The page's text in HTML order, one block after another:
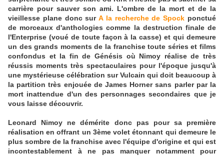
carrière pour sauver son ami. L'ombre de la mort et de la
vieillesse plane donc surA la recherche de Spock ponctué
de morceaux d'anthologies comme la destruction finale de
l'Enterprise (voué de toute façon à la casse) et qui demeure
un des grands moments de la franchise toute séries et films
confondus et la fin de Génésis où Nimoy réalise de très
réussis moments très spectaculaires pour l'époque jusqu'à
une mystérieuse célébration sur Vulcain qui doit beaucoup à
la partition très enjouée de James Horner sans parler par la
mort inattendue d'un des personnages secondaires que je
vous laisse découvrir.
Leonard Nimoy ne démérite donc pas pour sa première
réalisation en offrant un 3ème volet étonnant qui demeure le
plus sombre de la franchise avec l'équipe d'origine et qui est
incontestablement à ne pas manquer notamment pour